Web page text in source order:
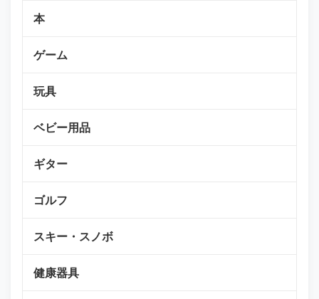
本
ゲーム
玩具
ベビー用品
ギター
ゴルフ
スキー・スノボ
健康器具